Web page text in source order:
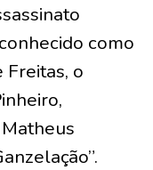
como
Freitas, o